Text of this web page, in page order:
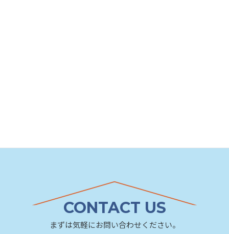
CONTACT US
まずは気軽にお問い合わせください。